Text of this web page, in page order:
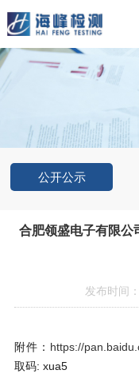
公开公示
合肥领盛电子有限公
发布时间
附件： https://
取码: xua5